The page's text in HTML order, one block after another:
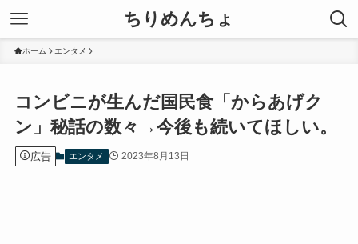
ちりめんちょ
ホーム エンタメ
コンビニが生んだ国民食「からあげク
ン」秘話の数々→今後も続いてほしい。
広告 エンタメ 2023年8月13日